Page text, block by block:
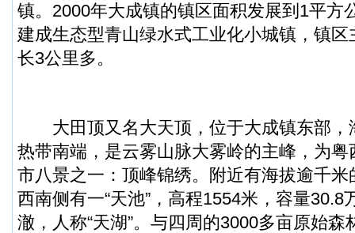
镇。2000年大成镇的镇区面积发展到1平方
建成生态型青山绿水式工业化小城镇，镇
长3公里多。
大田顶又名大天顶，位于大成镇东部，
热带南端，是云雾山脉大雾岭的主峰，为
市八景之一：顶峰锦绣。附近有海拔逾千
西南侧有一“天池”，高程1554米，容量30.8
澈，人称“天湖”。与四周的3000多亩原始